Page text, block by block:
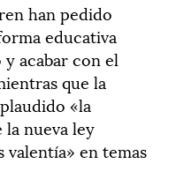
han pedido
educativa
acabar con el
que la
«la
nueva ley
valentía» en temas